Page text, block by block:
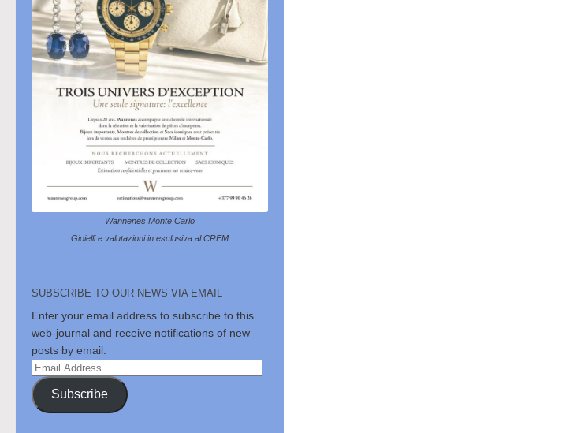
Wannenes Monte Carlo
Gioielli e valutazioni in esclusiva al CREM
SUBSCRIBE TO OUR NEWS VIA EMAIL
Enter your email address to subscribe to this
web-journal and receive notifications of new
posts by email.
Email
Address
Subscribe